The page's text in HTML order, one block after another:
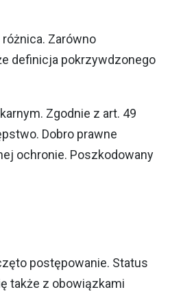
Zarówno
definicja pokrzywdzonego
Zgodnie z art. 49
Dobro prawne
ochronie. Poszkodowany
postępowanie. Status
także z obowiązkami